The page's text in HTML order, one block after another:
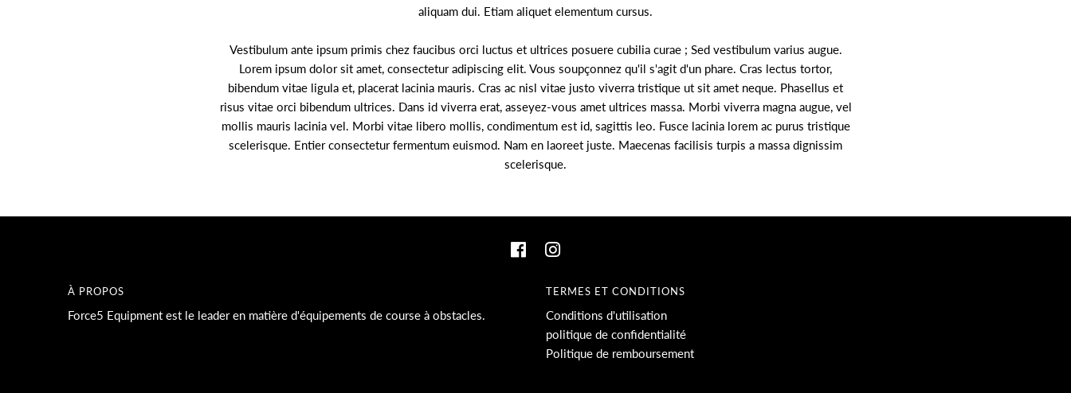
aliquam dui. Etiam aliquet elementum cursus.
Vestibulum ante ipsum primis chez faucibus orci luctus et ultrices posuere cubilia curae ; Sed vestibulum varius augue.
Lorem ipsum dolor sit amet, consectetur adipiscing elit. Vous soupçonnez qu'il s'agit d'un phare. Cras lectus tortor,
bibendum vitae ligula et, placerat lacinia mauris. Cras ac nisl vitae justo viverra tristique ut sit amet neque. Phasellus et
risus vitae orci bibendum ultrices. Dans id viverra erat, asseyez-vous amet ultrices massa. Morbi viverra magna augue, vel
mollis mauris lacinia vel. Morbi vitae libero mollis, condimentum est id, sagittis leo. Fusce lacinia lorem ac purus tristique
scelerisque. Entier consectetur fermentum euismod. Nam en laoreet juste. Maecenas facilisis turpis a massa dignissim
scelerisque.
À PROPOS
Force5 Equipment est le leader en matière d'équipements de course à obstacles.
TERMES ET CONDITIONS
Conditions d'utilisation
politique de confidentialité
Politique de remboursement